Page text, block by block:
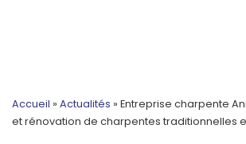
Accueil » Actualités » Entreprise charpente
et rénovation de charpentes traditionnelles